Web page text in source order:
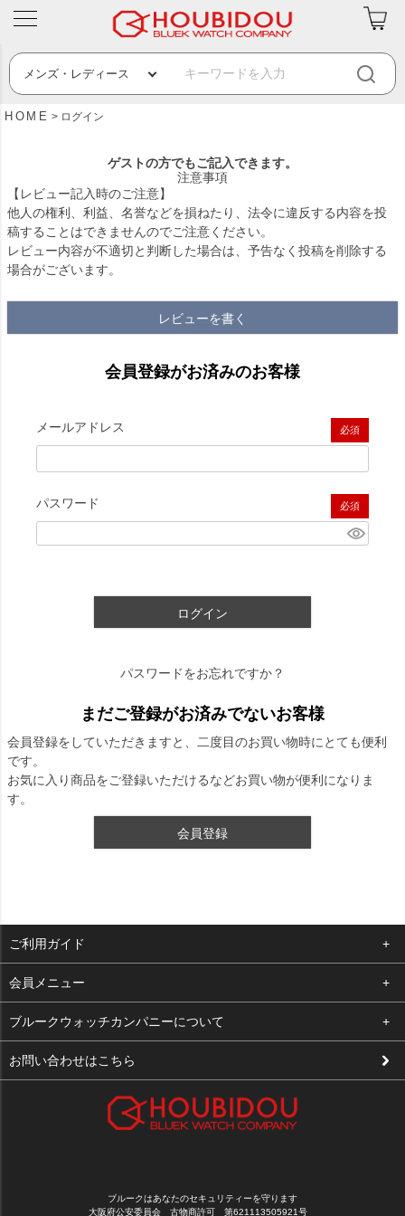
HOME ログイン
ゲストの方でもご記入できます。
注意事項
【レビュー記入時のご注意】
他人の権利、利益、名誉などを損ねたり、法令に違反する内容を投
稿することはできませんのでご注意ください。
レビュー内容が不適切と判断した場合は、予告なく投稿を削除する
場合がございます。
レビューを書く
会員登録がお済みのお客様
メールアドレス
(必須)
パスワード
(必須)
ログイン
パスワードをお忘れですか？
まだご登録がお済みでないお客様
会員登録をしていただきますと、二度目のお買い物時にとても便利
です。
お気に入り商品をご登録いただけるなどお買い物が便利になりま
す。
会員登録
ご利用ガイド
よくある質問
支払い・送料
修理依頼
会員メニュー
ログイン
お気に入り
ブルークウォッチカンパニーについて
会社概要
お問い合わせはこちら
ブルークはあなたのセキュリティーを守ります
大阪府公安委員会 古物商許可 第621113505921号